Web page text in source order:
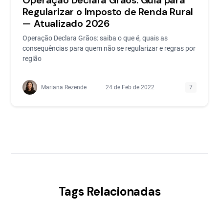
Regularizar o Imposto de Renda Rural
— Atualizado 2026
Operação Declara Grãos: saiba o que é, quais as
consequências para quem não se regularizar e regras por
região
Mariana Rezende 24 de Feb de 2022 7
Tags Relacionadas